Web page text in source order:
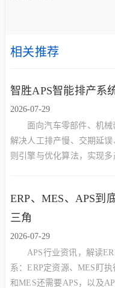
相关推荐
智胜APS智能排产系
2026-07-29
面向汽车零部件、机械
解决人工排产慢、交期延
则引擎与优化算法，实现
ERP、MES、APS到
三角
2026-07-29
APS行业资讯，解读
系：ERP定资源、MES盯
和MES还需要APS，以及